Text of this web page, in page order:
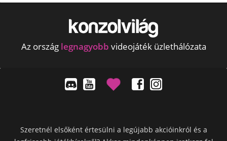
Az ország legnagyobb videojáték üzlethálózata
Szeretnél elsőként értesülni a legújabb akcióinkról és a